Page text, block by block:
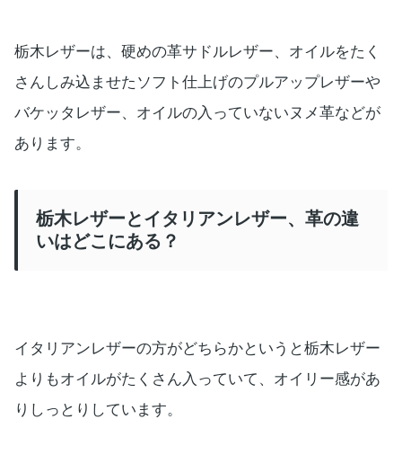
栃木レザーは、硬めの革サドルレザー、オイルをたく
さんしみ込ませたソフト仕上げのプルアップレザーや
バケッタレザー、オイルの入っていないヌメ革などが
あります。
栃木レザーとイタリアンレザー、革の違
いはどこにある？
イタリアンレザーの方がどちらかというと栃木レザー
よりもオイルがたくさん入っていて、オイリー感があ
りしっとりしています。